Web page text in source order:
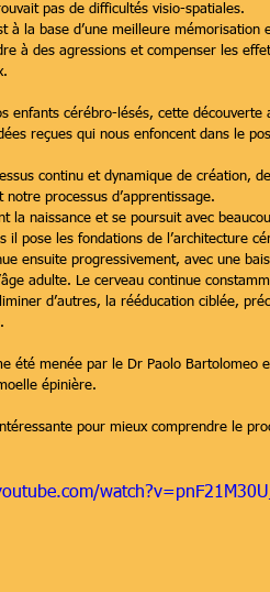
pas de difficultés visio-spatiales.
à la base d’une meilleure
à des agressions et compenser les
enfants cérébro-lésés, cette
reçues qui nous enfoncent dans le
continu et dynamique de création,
notre processus d’apprentissage.
la naissance et se poursuit avec
il pose les fondations de l’architecture
ensuite progressivement, avec une
adulte. Le cerveau continue
d’autres, la rééducation ciblée,
été menée par le Dr Paolo Bartolomeo
épinière.
pour mieux comprendre le